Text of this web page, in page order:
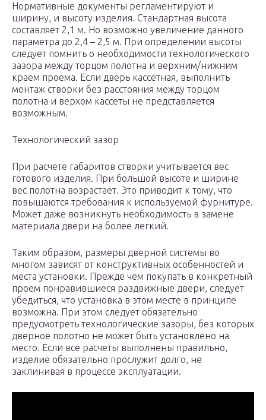
Нормативные документы регламентируют и
ширину, и высоту изделия. Стандартная высота
составляет 2,1 м. Но возможно увеличение данного
параметра до 2,4 – 2,5 м. При определении высоты
следует помнить о необходимости технологического
зазора между торцом полотна и верхним/нижним
краем проема. Если дверь кассетная, выполнить
монтаж створки без расстояния между торцом
полотна и верхом кассеты не представляется
возможным.
Технологический зазор
При расчете габаритов створки учитывается вес
готового изделия. При большой высоте и ширине
вес полотна возрастает. Это приводит к тому, что
повышаются требования к используемой фурнитуре.
Может даже возникнуть необходимость в замене
материала двери на более легкий.
Таким образом, размеры дверной системы во
многом зависят от конструктивных особенностей и
места установки. Прежде чем покупать в конкретный
проем понравившиеся раздвижные двери, следует
убедиться, что установка в этом месте в принципе
возможна. При этом следует обязательно
предусмотреть технологические зазоры, без которых
дверное полотно не может быть установлено на
место. Если все расчеты выполнены правильно,
изделие обязательно прослужит долго, не
заклинивая в процессе эксплуатации.